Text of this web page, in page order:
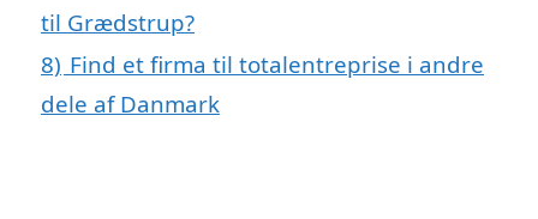
til Grædstrup?
8) Find et firma til totalentreprise i andre
dele af Danmark